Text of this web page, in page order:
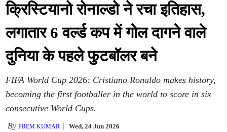
क्रिस्टियानो रोनाल्डो ने रचा इतिहास,
लगातार 6 वर्ल्ड कप में गोल दागने वाले
दुनिया के पहले फुटबॉलर बने
FIFA World Cup 2026: Cristiano Ronaldo makes history,
becoming the first footballer in the world to score in six
consecutive World Cups.
ByPREM KUMAR Wed, 24 Jun 2026